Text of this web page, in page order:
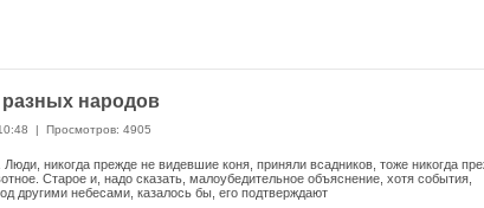
народов
| Просмотров: 4905
никогда прежде не видевшие коня, приняли всадников, тоже никогда
Старое и, надо сказать, малоубедительное объяснение, хотя события,
другими небесами, казалось бы, его подтверждают